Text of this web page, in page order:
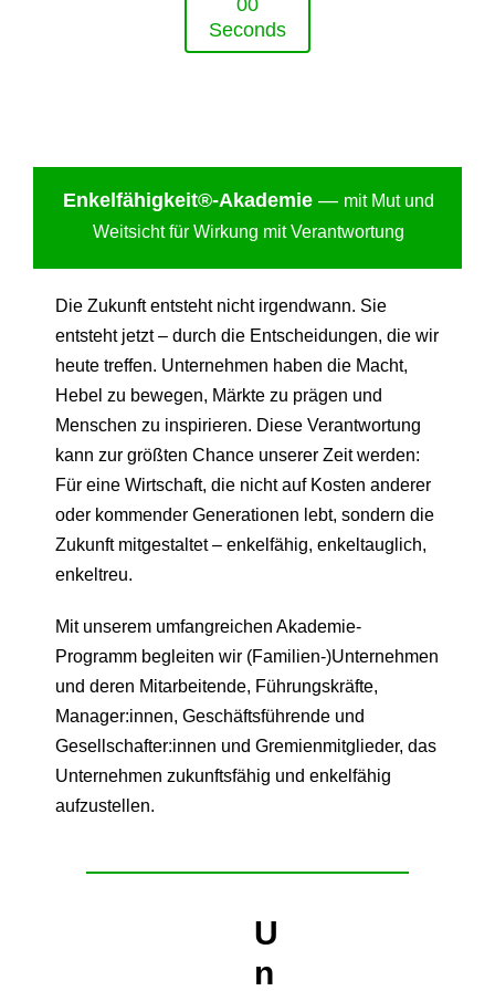
00
Seconds
Enkelfähigkeit®-Akademie — mit Mut und
Weitsicht für Wirkung mit Verantwortung
Die Zukunft entsteht nicht irgendwann. Sie
entsteht jetzt – durch die Entscheidungen, die wir
heute treffen. Unternehmen haben die Macht,
Hebel zu bewegen, Märkte zu prägen und
Menschen zu inspirieren. Diese Verantwortung
kann zur größten Chance unserer Zeit werden:
Für eine Wirtschaft, die nicht auf Kosten anderer
oder kommender Generationen lebt, sondern die
Zukunft mitgestaltet – enkelfähig, enkeltauglich,
enkeltreu.
Mit unserem umfangreichen Akademie-
Programm begleiten wir (Familien-)Unternehmen
und deren Mitarbeitende, Führungskräfte,
Manager:innen, Geschäftsführende und
Gesellschafter:innen und Gremienmitglieder, das
Unternehmen zukunftsfähig und enkelfähig
aufzustellen.
U
n